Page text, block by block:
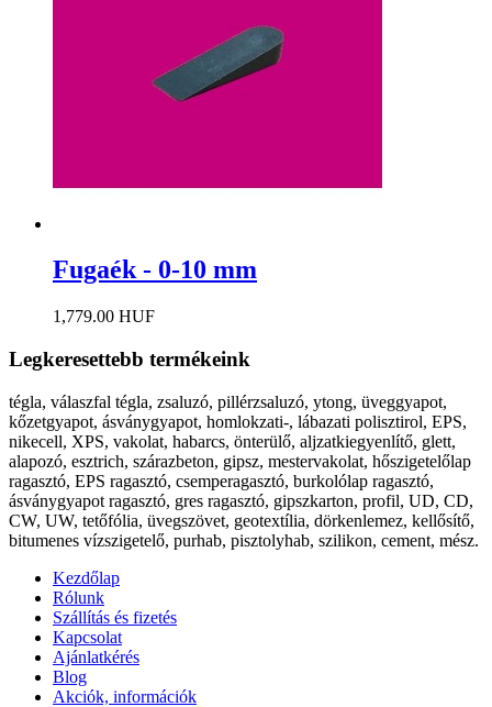
Fugaék - 0-10 mm
1,779.00 HUF
Legkeresettebb termékeink
tégla, válaszfal tégla, zsaluzó, pillérzsaluzó, ytong, üveggyapot,
kőzetgyapot, ásványgyapot, homlokzati-, lábazati polisztirol, EPS,
nikecell, XPS, vakolat, habarcs, önterülő, aljzatkiegyenlítő, glett,
alapozó, esztrich, szárazbeton, gipsz, mestervakolat, hőszigetelőlap
ragasztó, EPS ragasztó, csemperagasztó, burkolólap ragasztó,
ásványgyapot ragasztó, gres ragasztó, gipszkarton, profil, UD, CD,
CW, UW, tetőfólia, üvegszövet, geotextília, dörkenlemez, kellősítő,
bitumenes vízszigetelő, purhab, pisztolyhab, szilikon, cement, mész.
Kezdőlap
Rólunk
Szállítás és fizetés
Kapcsolat
Ajánlatkérés
Blog
Akciók, információk